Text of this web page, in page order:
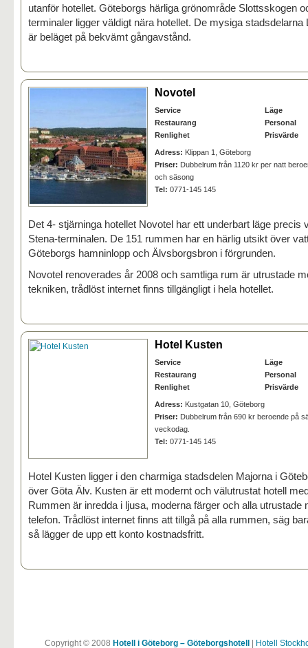
utanför hotellet. Göteborgs härliga grönområde Slottsskogen
terminaler ligger väldigt nära hotellet. De mysiga stadsdelarna
är beläget på bekvämt gångavstånd.
Novotel
Service
Läge
Restaurang
Personal
Renlighet
Prisvärde
Adress: Klippan 1, Göteborg
Priser: Dubbelrum från 1120 kr per natt
och säsong
Tel: 0771-145 145
Det 4- stjärninga hotellet Novotel har ett underbart läge precis
Stena-terminalen. De 151 rummen har en härlig utsikt över
Göteborgs hamninlopp och Älvsborgsbron i förgrunden.
Novotel renoverades år 2008 och samtliga rum är utrustade
tekniken, trådlöst internet finns tillgängligt i hela hotellet.
Hotel Kusten
Service
Läge
Restaurang
Personal
Renlighet
Prisvärde
Adress: Kustgatan 10, Göteborg
Priser: Dubbelrum från 690 kr beroende på
veckodag.
Tel: 0771-145 145
Hotel Kusten ligger i den charmiga stadsdelen Majorna i
över Göta Älv. Kusten är ett modernt och välutrustat hotell
Rummen är inredda i ljusa, moderna färger och alla utrustade
telefon. Trådlöst internet finns att tillgå på alla rummen, säg
så lägger de upp ett konto kostnadsfritt.
Copyright © 2008 Hotell i Göteborg – Göteborgshotell Hotell